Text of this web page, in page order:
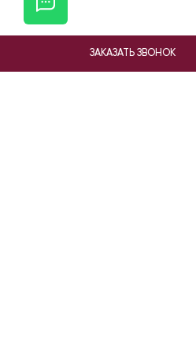
ЗАКАЗАТЬ ЗВОНОК